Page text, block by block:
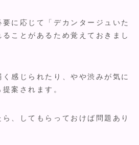
に応じて「デカンタージュいた
ことがあるため覚えておきまし
感じられたり、やや渋みが気に
案されます。
、してもらっておけば問題あり